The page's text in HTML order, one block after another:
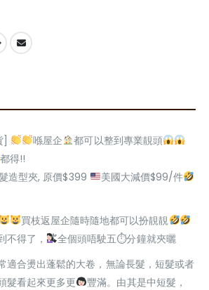
] 喺屋企
都可以整到專業靚頭
都得!!
造型夾, 原價$399
美國大減價$99/件
買枝返屋企隨時隨地都可以扮靚靚
不得了，
全個頭唔駛五⏱分鐘就夾曬
適合燙出蓬鬆的大卷，無論長髮，短髮或者
髮看起來更多更
豐滿。由其是中短髮，